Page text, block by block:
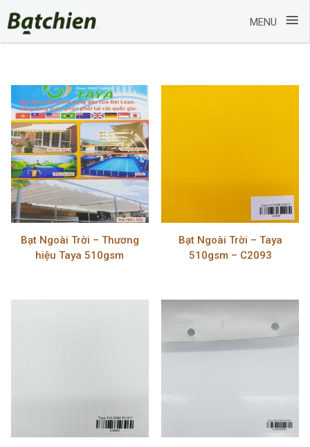
MENU ≡
content
Bạt Ngoài Trời – Thương
hiệu Taya 510gsm
Bạt Ngoài Trời – Taya
510gsm – C2093